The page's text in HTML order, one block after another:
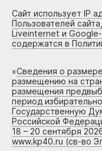
Сайт использует IP
Пользователей
Liveinternet и Google-
содержатся в
«Сведения о
размещению на
размещения
период
Государственную
Российской
18 – 20 сентября
www.kp40.ru (св-во